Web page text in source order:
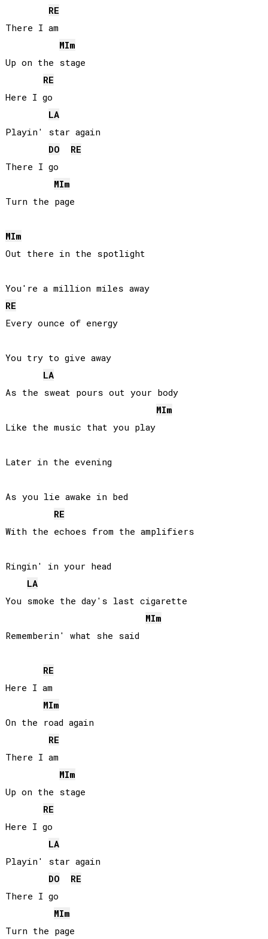
RE
There I am
MIm
Up on the stage
RE
Here I go
LA
Playin' star again
DO
RE
There I go
MIm
Turn the page
MIm
Out there in the spotlight
You're a million miles away
RE
Every ounce of energy
You try to give away
LA
As the sweat pours out your body
MIm
Like the music that you play
Later in the evening
As you lie awake in bed
RE
With the echoes from the amplifiers
Ringin' in your head
LA
You smoke the day's last cigarette
MIm
Rememberin' what she said
RE
Here I am
MIm
On the road again
RE
There I am
MIm
Up on the stage
RE
Here I go
LA
Playin' star again
DO
RE
There I go
MIm
Turn the page